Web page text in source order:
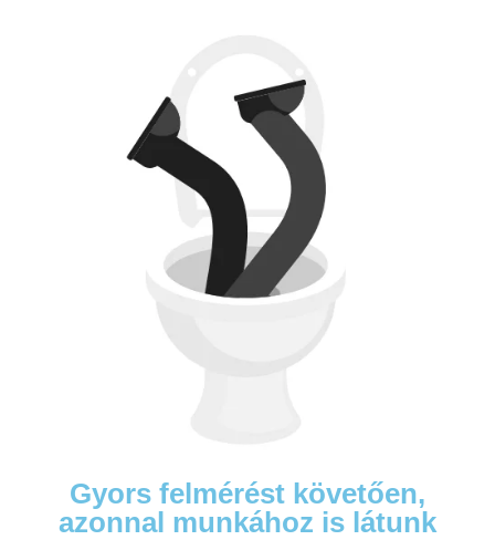
Gyors felmérést követően,
azonnal munkához is látunk